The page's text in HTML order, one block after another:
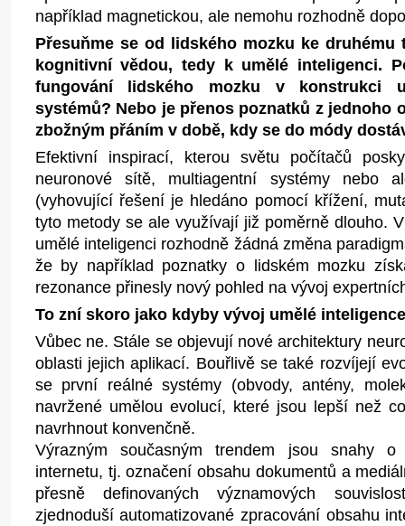
například magnetickou, ale nemohu rozhodně
Přesuňme se od lidského mozku ke druhému
kognitivní vědou, tedy k umělé inteligenci.
fungování lidského mozku v konstrukci
systémů? Nebo je přenos poznatků z jednoho
zbožným přáním v době, kdy se do módy
Efektivní inspirací, kterou světu počítačů
neuronové sítě, multiagentní systémy nebo
(vyhovující řešení je hledáno pomocí křížení,
tyto metody se ale využívají již poměrně dlouho.
umělé inteligenci rozhodně žádná změna
že by například poznatky o lidském mozku
rezonance přinesly nový pohled na vývoj
To zní skoro jako kdyby vývoj umělé
Vůbec ne. Stále se objevují nové architektury
oblasti jejich aplikací. Bouřlivě se také rozvíjejí
se první reálné systémy (obvody, antény,
navržené umělou evolucí, které jsou lepší než
navrhnout konvenčně.
Výrazným současným trendem jsou snahy o
internetu, tj. označení obsahu dokumentů a
přesně definovaných významových
zjednoduší automatizované zpracování obsahu